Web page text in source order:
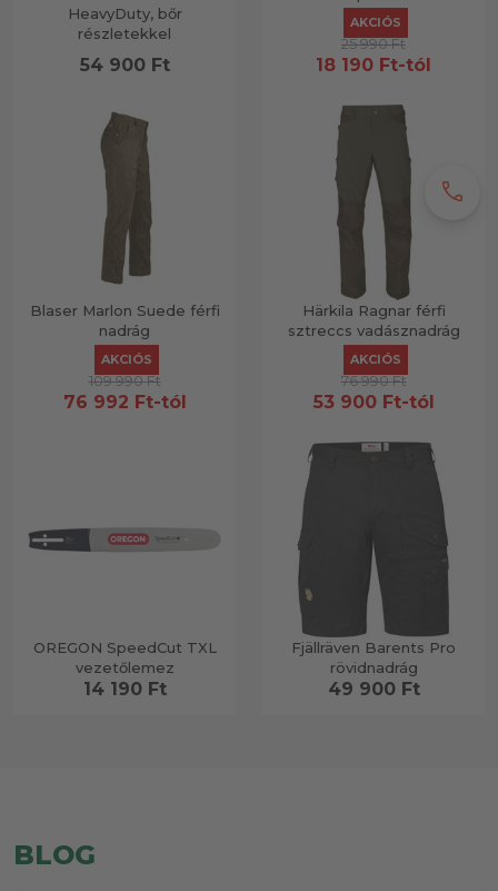
HeavyDuty, bőr
részletekkel
54 900 Ft
AKCIÓS
25 990Ft
18 190 Ft-tól
Blaser Marlon Suede férfi
nadrág
AKCIÓS
109 990Ft
76 992 Ft-tól
Härkila Ragnar férfi
sztreccs vadásznadrág
AKCIÓS
76 990Ft
53 900 Ft-tól
OREGON SpeedCut TXL
vezetőlemez
14 190 Ft
Fjällräven Barents Pro
rövidnadrág
49 900 Ft
BLOG
call